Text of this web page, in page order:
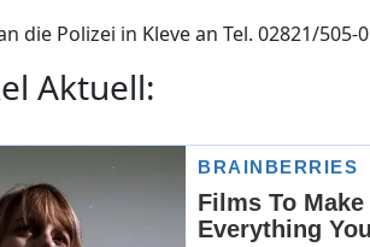
die Polizei in Kleve an Tel. 02821/505-0
Aktuell: